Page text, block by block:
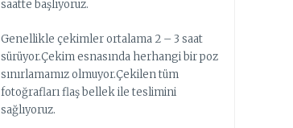
saatte başlıyoruz.
Genellikle çekimler ortalama 2 – 3 saat
sürüyor.Çekim esnasında herhangi bir poz
sınırlamamız olmuyor.Çekilen tüm
fotoğrafları flaş bellek ile teslimini
sağlıyoruz.